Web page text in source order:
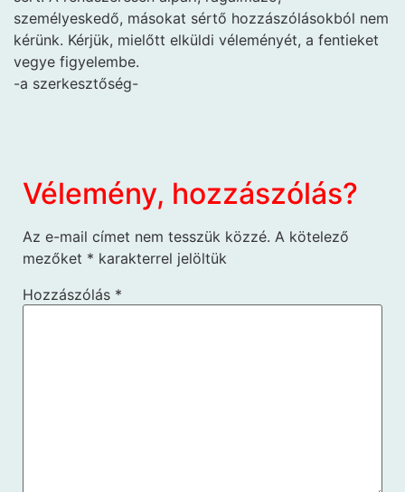
személyeskedő, másokat sértő hozzászólásokból nem
kérünk. Kérjük, mielőtt elküldi véleményét, a fentieket
vegye figyelembe.
-a szerkesztőség-
Vélemény, hozzászólás?
Az e-mail címet nem tesszük közzé. A kötelező
mezőket * karakterrel jelöltük
Hozzászólás *